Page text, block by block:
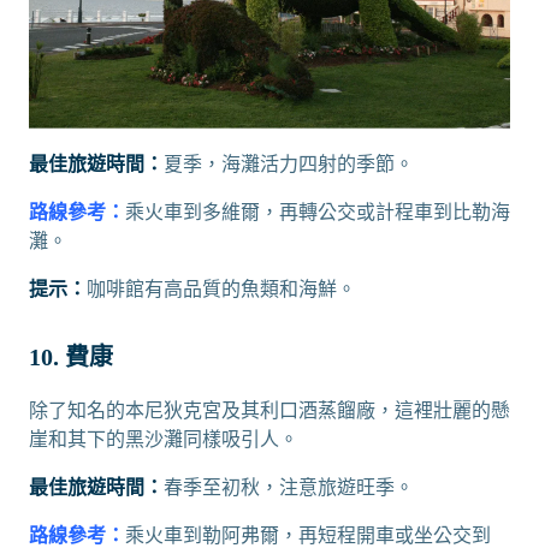
最佳旅遊時間： 夏季，海灘活力四射的季節。
路線參考： 乘火車到多維爾，再轉公交或計程車到比勒海
灘。
提示： 咖啡館有高品質的魚類和海鮮。
10. 費康
除了知名的本尼狄克宮及其利口酒蒸餾廠，這裡壯麗的懸
崖和其下的黑沙灘同樣吸引人。
最佳旅遊時間： 春季至初秋，注意旅遊旺季。
路線參考： 乘火車到勒阿弗爾，再短程開車或坐公交到